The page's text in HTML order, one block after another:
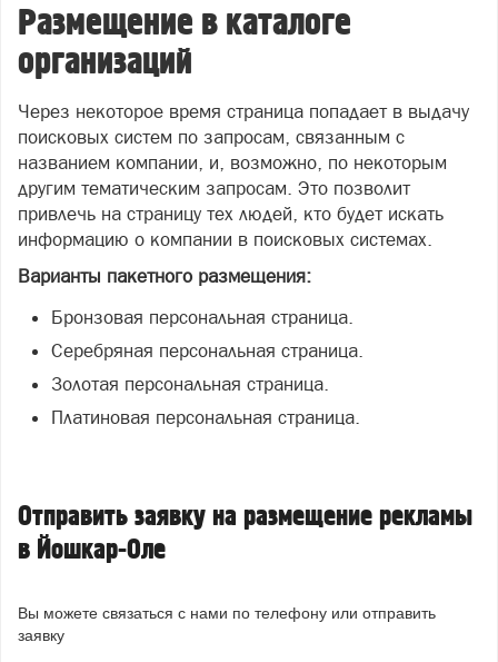
Размещение в каталоге
организаций
Через некоторое время страница попадает в выдачу
поисковых систем по запросам, связанным с
названием компании, и, возможно, по некоторым
другим тематическим запросам. Это позволит
привлечь на страницу тех людей, кто будет искать
информацию о компании в поисковых системах.
Варианты пакетного размещения:
Бронзовая персональная страница.
Серебряная персональная страница.
Золотая персональная страница.
Платиновая персональная страница.
Отправить заявку на размещение рекламы
в Йошкар-Оле
Вы можете связаться с нами по телефону или отправить
заявку